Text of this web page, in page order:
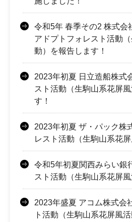
令和5年 春季その2 株式会
アドプトフォレスト活動
動）を報告します！
2023年初夏 日立造船株式
スト活動（生駒山系花屏
す！
2023年初夏 ザ・パック株
レスト活動（生駒山系花屏
令和5年初夏関西みらい銀
スト活動（生駒山系花屏風
2023年盛夏 アコム株式会
ト活動（生駒山系花屏風